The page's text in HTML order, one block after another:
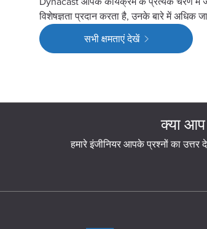
विशेषज्ञता प्रदान करता है, उनके बारे में अधिक
सभी क्षमताएं देखें
क्या
हमारे इंजीनियर आपके प्रश्नों का उत्तर